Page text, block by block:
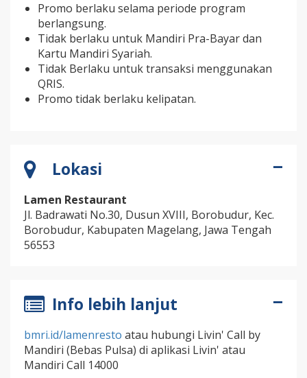
Promo berlaku selama periode program
berlangsung.
Tidak berlaku untuk Mandiri Pra-Bayar dan
Kartu Mandiri Syariah.
Tidak Berlaku untuk transaksi menggunakan
QRIS.
Promo tidak berlaku kelipatan.
Lokasi
Lamen Restaurant
Jl. Badrawati No.30, Dusun XVIII, Borobudur, Kec.
Borobudur, Kabupaten Magelang, Jawa Tengah
56553
Info lebih lanjut
bmri.id/lamenresto atau hubungi Livin' Call by
Mandiri (Bebas Pulsa) di aplikasi Livin' atau
Mandiri Call 14000